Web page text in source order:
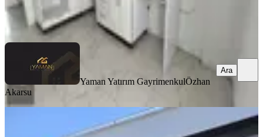
Yaman Yatırım Gayrimenkul Özhan Akarsu
Ara
Yaman Yatırım GayrimenkulÖzhan
Akarsu
Ara
Reşat Beyde Kiralık 2,5+1 Sıfır Teraslı